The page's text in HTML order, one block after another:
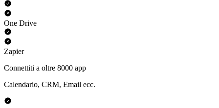
One Drive
Zapier
Connettiti a oltre 8000 app
Calendario, CRM, Email ecc.